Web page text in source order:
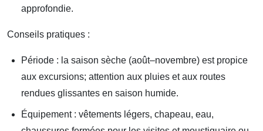
approfondie.
Conseils pratiques :
Période : la saison sèche (août–novembre) est propice
aux excursions; attention aux pluies et aux routes
rendues glissantes en saison humide.
Équipement : vêtements légers, chapeau, eau,